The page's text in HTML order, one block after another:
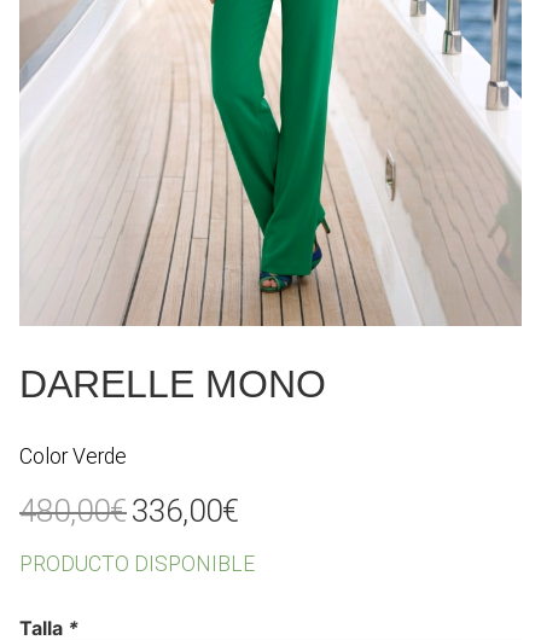
DARELLE MONO
Color Verde
480,00€El
original
336,00€
actual
PRODUCTO DISPONIBLE
Talla *